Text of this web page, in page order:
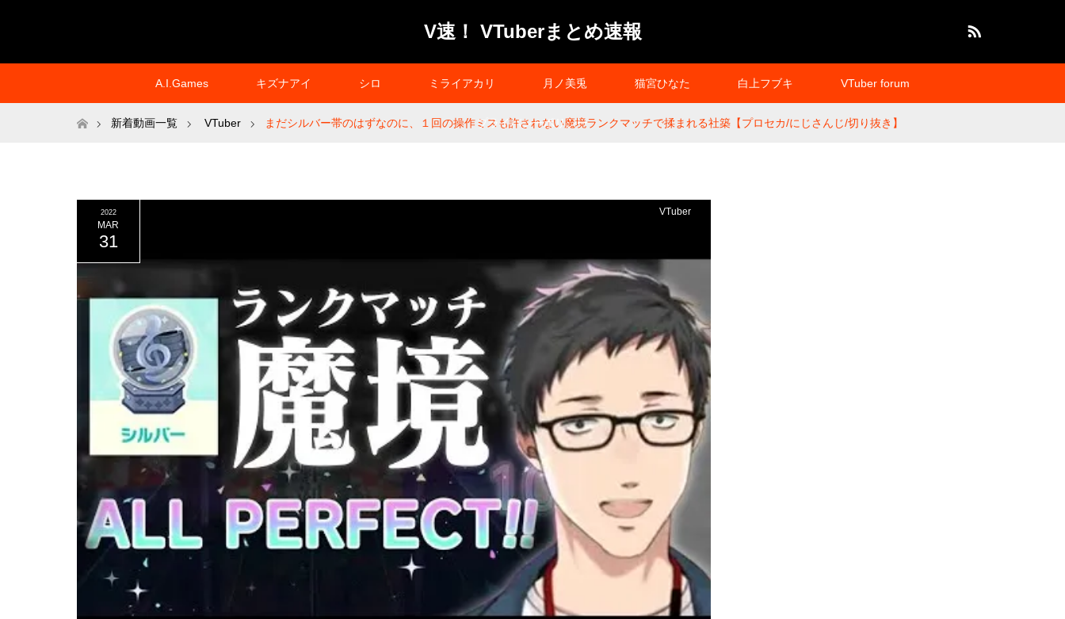
V速！ VTuberまとめ速報
A.I.Games キズナアイ シロ ミライアカリ 月ノ美兎 猫宮ひなた 白上フブキ VTuber forum
プライバシーポリシー
ホーム新着動画一覧 VTuber まだシルバー帯のはずなのに、１回の操作ミスも許されない魔境ランクマッチで揉まれる社築【プロセカ/にじさんじ/切り抜き】
2022
MAR
31
VTuber